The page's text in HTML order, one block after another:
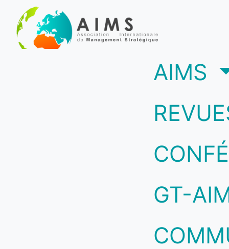
AIMS
GT-